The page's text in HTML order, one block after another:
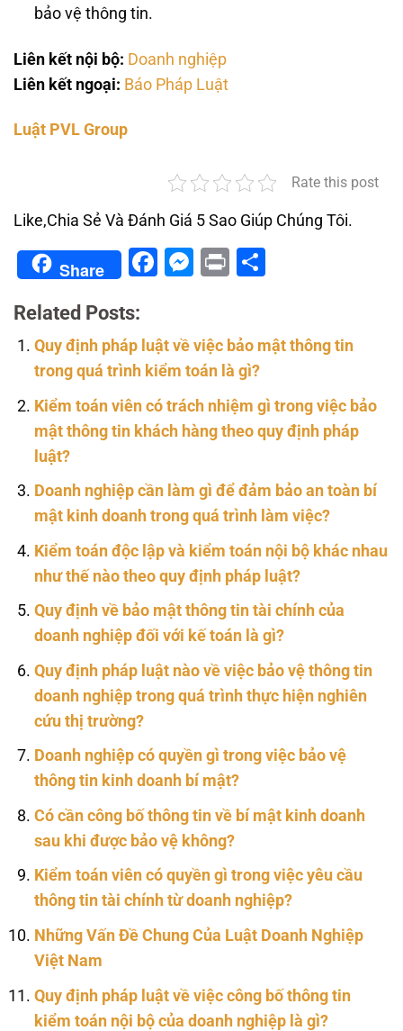
bảo vệ thông tin.
Liên kết nội bộ: Doanh nghiệp
Liên kết ngoại: Báo Pháp Luật
Luật PVL Group
Rate this post
Like,Chia Sẻ Và Đánh Giá 5 Sao Giúp Chúng Tôi.
Share Facebook
Messenger
Print
Related Posts:
Quy định pháp luật về việc bảo mật thông tin
trong quá trình kiểm toán là gì?
Kiểm toán viên có trách nhiệm gì trong việc bảo
mật thông tin khách hàng theo quy định pháp
luật?
Doanh nghiệp cần làm gì để đảm bảo an toàn bí
mật kinh doanh trong quá trình làm việc?
Kiểm toán độc lập và kiểm toán nội bộ khác nhau
như thế nào theo quy định pháp luật?
Quy định về bảo mật thông tin tài chính của
doanh nghiệp đối với kế toán là gì?
Quy định pháp luật nào về việc bảo vệ thông tin
doanh nghiệp trong quá trình thực hiện nghiên
cứu thị trường?
Doanh nghiệp có quyền gì trong việc bảo vệ
thông tin kinh doanh bí mật?
Có cần công bố thông tin về bí mật kinh doanh
sau khi được bảo vệ không?
Kiểm toán viên có quyền gì trong việc yêu cầu
thông tin tài chính từ doanh nghiệp?
Những Vấn Đề Chung Của Luật Doanh Nghiệp
Việt Nam
Quy định pháp luật về việc công bố thông tin
kiểm toán nội bộ của doanh nghiệp là gì?